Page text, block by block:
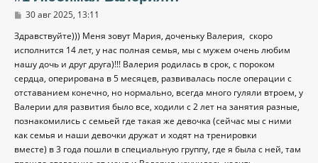
С
о
б
щ
е
и
е
30 авг 2025, 13:11
Здравствуйте))) Меня зовут Мария, доченьку Валерия, скоро
исполнится 14 лет, у нас полная семья, мы с мужем очень любим
нашу дочь и друг друга)!!! Валерия родилась в срок, с пороком
сердца, оперирована в 5 месяцев, развивалась после операции с
отставанием конечно, но нормально, всегда много гуляли втроем, у
Валерии для развития было все, ходили с 2 лет на занятия разные,
познакомились с семьей где такая же девочка (сейчас мы с ними
как семья и наши девочки дружат и ходят на тренировки
вместе) в 3 года пошли в специальную группу, где я была с ней, там